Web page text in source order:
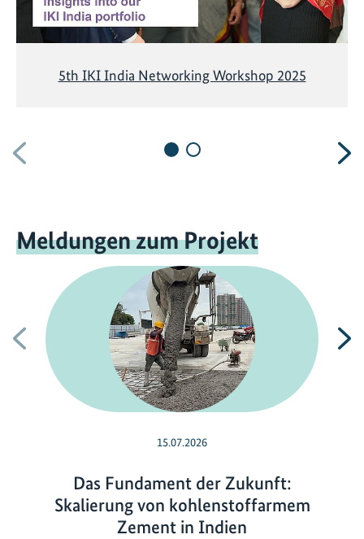
Vorherige
5th IKI India Networking Workshop 2025
Meldungen zum Projekt
Vorherige
15.07.2026
Das Fundament der Zukunft:
Skalierung von kohlenstoffarmem
Zement in Indien